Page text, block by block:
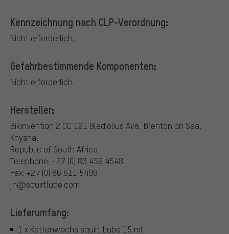
Kennzeichnung nach CLP-Verordnung:
Nicht erforderlich.
Gefahrbestimmende Komponenten:
Nicht erforderlich.
Hersteller:
Bikinvention 2 CC 121 Gladiolius Ave, Brenton on Sea,
Knysna,
Republic of South Africa
Telephone: +27 (0) 83 459 4548
Fax: +27 (0) 86 611 5499
jh@squirtlube.com
Lieferumfang:
1 x Kettenwachs squirt Lube 15 ml